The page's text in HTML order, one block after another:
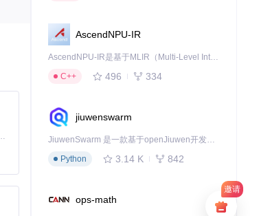
邀请
带原生立体声音频的视频。得益于面向任务泛化的系统设计，H3 在预训练阶段就已具备广泛的多模态上下文理解与生成能力，能够出色地执行复杂的多模态指令。
AscendNPU-IR
AscendNPU-IR是基于MLIR（Multi-Level Intermediate Representation）构建的，面向昇腾亲和算子编译时使用的中间表示，提供昇腾完备表达能力，通过编译优化提升昇腾AI处理器计算效率，支持通过生态框架使能昇腾AI处理器与深度调优
C++
496 334
jiuwenswarm
JiuwenSwarm 是一款基于openJiuwen开发的智能AI Agent，它能够将大语言模型的强大能力，通过你日常使用的各类通讯应用，直接延伸至你的指尖。
Python
3.14 K 842
ops-math